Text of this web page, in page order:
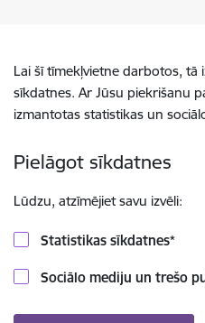
Lai šī tīmekļvietne darbotos, tā
sīkdatnes. Ar Jūsu piekrišanu
izmantotas statistikas un
Pielāgot sīkdatnes
Lūdzu, atzīmējiet savu izvēli:
Statistikas sīkdatnes*
Sociālo mediju un trešo